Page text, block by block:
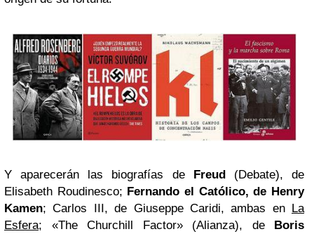
Y aparecerán las biografías de Freud(Debate), de
Elisabeth Roudinesco; Fernando el Católico, de Henry
Kamen; Carlos III, de Giuseppe Caridi, ambas en La
Esfera; «The Churchill Factor» (Alianza), de Boris